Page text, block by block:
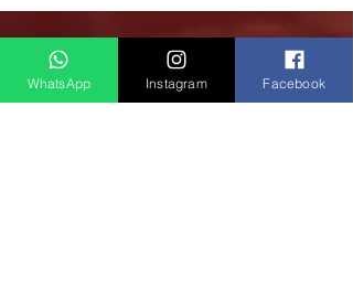
Posts recentes Ver tudo
WhatsApp Instagram Facebook